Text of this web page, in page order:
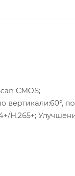
вертикали:60°, по